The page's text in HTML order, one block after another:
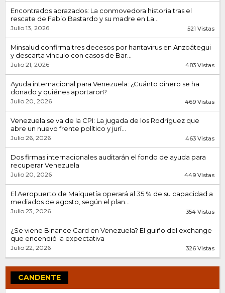
Encontrados abrazados: La conmovedora historia tras el
rescate de Fabio Bastardo y su madre en La...
Julio 13, 2026 521 Vistas
Minsalud confirma tres decesos por hantavirus en Anzoátegui
y descarta vínculo con casos de Bar...
Julio 21, 2026 483 Vistas
Ayuda internacional para Venezuela: ¿Cuánto dinero se ha
donado y quiénes aportaron?
Julio 20, 2026 469 Vistas
Venezuela se va de la CPI: La jugada de los Rodríguez que
abre un nuevo frente político y jurí...
Julio 26, 2026 463 Vistas
Dos firmas internacionales auditarán el fondo de ayuda para
recuperar Venezuela
Julio 20, 2026 449 Vistas
El Aeropuerto de Maiquetía operará al 35 % de su capacidad a
mediados de agosto, según el plan...
Julio 23, 2026 354 Vistas
¿Se viene Binance Card en Venezuela? El guiño del exchange
que encendió la expectativa
Julio 22, 2026 326 Vistas
CANDENTE